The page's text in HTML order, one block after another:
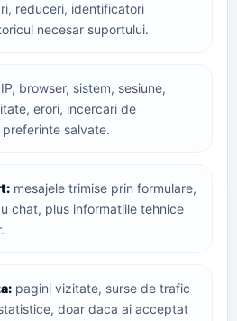
reduceri, identificatori
necesar suportului.
IP, browser, sistem, sesiune,
erori, incercari de
salvate.
mesajele trimise prin formulare,
chat, plus informatiile tehnice
pagini vizitate, surse de trafic
doar daca ai acceptat